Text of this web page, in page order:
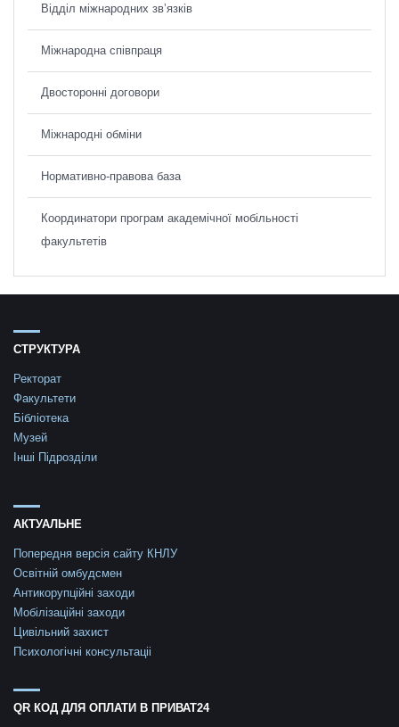
Відділ міжнародних зв’язків
Міжнародна співпраця
Двосторонні договори
Міжнародні обміни
Нормативно-правова база
Координатори програм академічної мобільності
факультетів
СТРУКТУРА
Ректорат
Факультети
Бібліотека
Музей
Інші Підрозділи
АКТУАЛЬНЕ
Попередня версія сайту КНЛУ
Освітній омбудсмен
Антикорупційні заходи
Мобілізаційні заходи
Цивільний захист
Психологічні консультаціі
QR КОД ДЛЯ ОПЛАТИ В ПРИВАТ24